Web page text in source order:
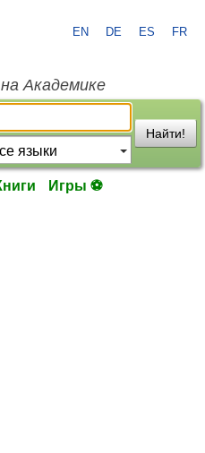
EN DE ES FR
Академике
Найти!
Игры ⚽